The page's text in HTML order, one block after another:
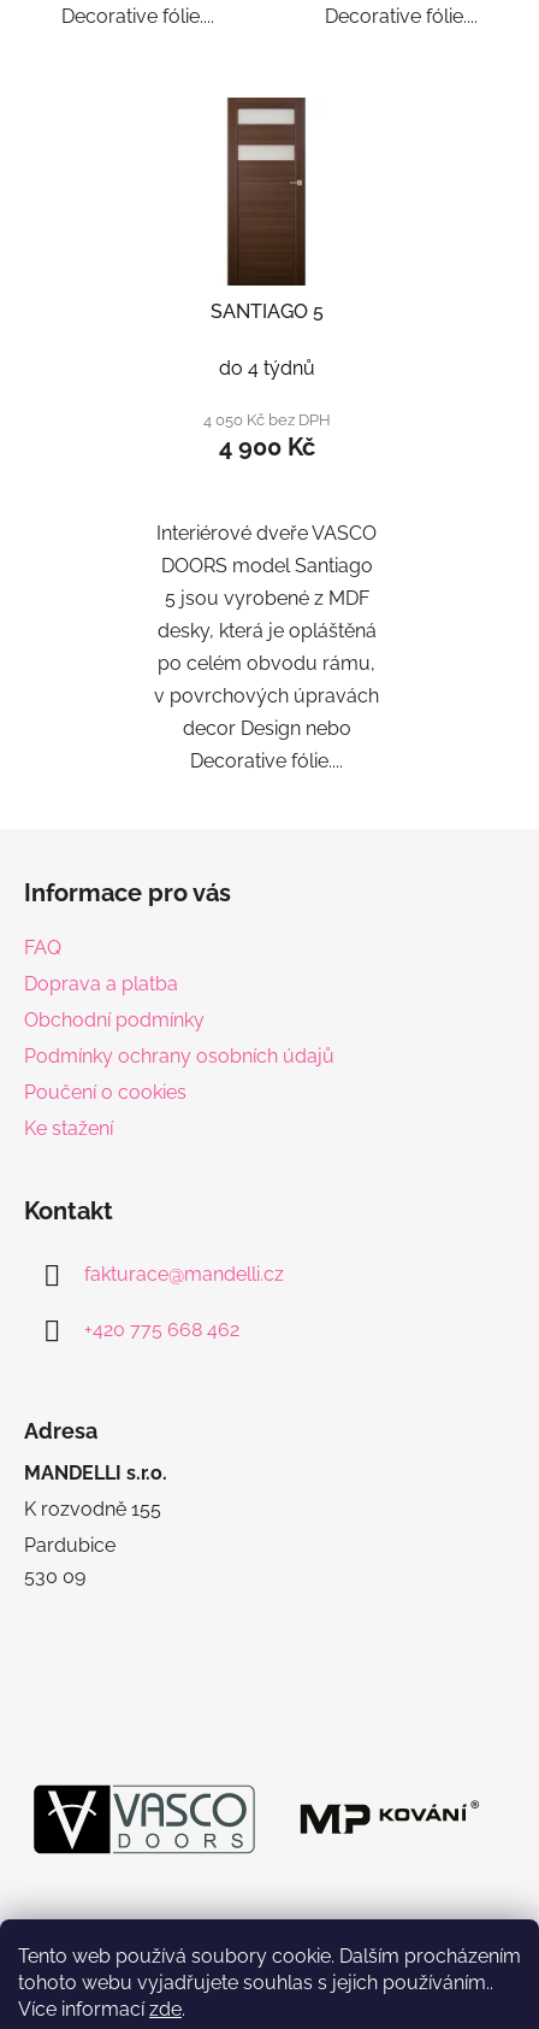
Tento web používá soubory cookie. Dalším procházením
tohoto webu vyjadřujete souhlas s jejich používáním..
Více informacízde.
Decorative fólie....
Decorative fólie....
SANTIAGO 5
do 4 týdnů
4 050 Kč bez DPH
4 900 Kč
Interiérové dveře VASCO
DOORS model Santiago
5 jsou vyrobené z MDF
desky, která je opláštěná
po celém obvodu rámu,
v povrchových úpravách
decor Design nebo
Decorative fólie....
Informace pro vás
FAQ
Doprava a platba
Obchodní podmínky
Podmínky ochrany osobních údajů
Poučení o cookies
Ke stažení
Kontakt
fakturace@mandelli.cz
+420 775 668 462
Adresa
MANDELLI s.r.o.
K rozvodně 155
Pardubice
530 09